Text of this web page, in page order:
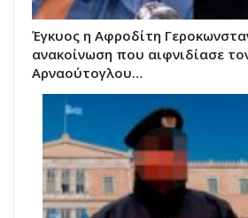
Έγκυος η Αφροδίτη
ανακοίνωση που αιφνιδίασε
Αρναούτογλου…